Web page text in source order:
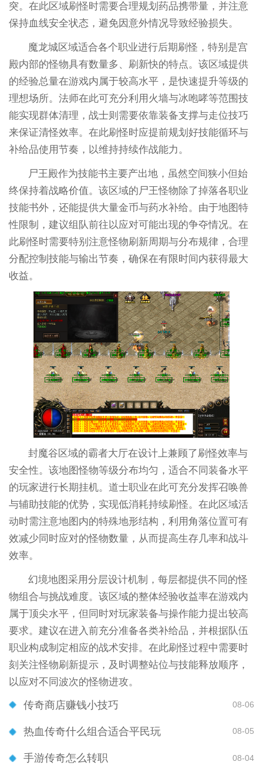
突。在此区域刷怪时需要合理规划药品携带量，并注意
保持血线安全状态，避免因意外情况导致经验损失。
魔龙城区域适合各个职业进行后期刷怪，特别是宫
殿内部的怪物具有数量多、刷新快的特点。该区域提供
的经验总量在游戏内属于较高水平，是快速提升等级的
理想场所。法师在此可充分利用火墙与冰咆哮等范围技
能实现群体清理，战士则需要依靠装备支撑与走位技巧
来保证清怪效率。在此刷怪时应提前规划好技能循环与
补给品使用节奏，以维持持续作战能力。
尸王殿作为技能书主要产出地，虽然空间狭小但始
终保持着战略价值。该区域的尸王怪物除了掉落各职业
技能书外，还能提供大量金币与药水补给。由于地图特
性限制，建议组队前往以应对可能出现的争夺情况。在
此刷怪时需要特别注意怪物刷新周期与分布规律，合理
分配控制技能与输出节奏，确保在有限时间内获得最大
收益。
封魔谷区域的霸者大厅在设计上兼顾了刷怪效率与
安全性。该地图怪物等级分布均匀，适合不同装备水平
的玩家进行长期挂机。道士职业在此可充分发挥召唤兽
与辅助技能的优势，实现低消耗持续刷怪。在此区域活
动时需注意地图内的特殊地形结构，利用角落位置可有
效减少同时应对的怪物数量，从而提高生存几率和战斗
效率。
幻境地图采用分层设计机制，每层都提供不同的怪
物组合与挑战难度。该区域的整体经验收益率在游戏内
属于顶尖水平，但同时对玩家装备与操作能力提出较高
要求。建议在进入前充分准备各类补给品，并根据队伍
职业构成制定相应的战术安排。在此刷怪过程中需要时
刻关注怪物刷新提示，及时调整站位与技能释放顺序，
以应对不同波次的怪物进攻。
传奇商店赚钱小技巧 08-06
热血传奇什么组合适合平民玩 08-05
手游传奇怎么转职 08-04